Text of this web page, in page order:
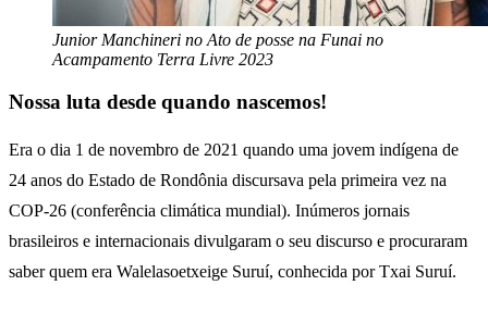
Junior Manchineri no Ato de posse na Funai no
Acampamento Terra Livre 2023
Nossa luta desde quando nascemos!
Era o dia 1 de novembro de 2021 quando uma jovem indígena de
24 anos do Estado de Rondônia discursava pela primeira vez na
COP-26 (conferência climática mundial). Inúmeros jornais
brasileiros e internacionais divulgaram o seu discurso e procuraram
saber quem era Walelasoetxeige Suruí, conhecida por Txai Suruí.